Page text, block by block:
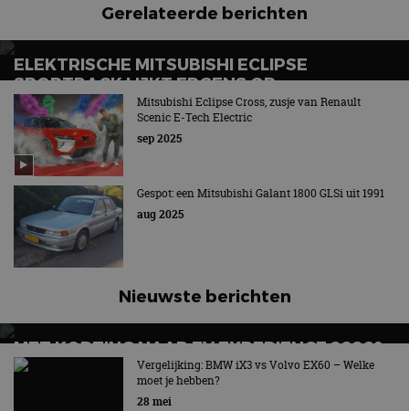
Gerelateerde berichten
ELEKTRISCHE MITSUBISHI ECLIPSE
SPORTBACK LIJKT ERGENS OP…
Mitsubishi Eclipse Cross, zusje van Renault
Scenic E-Tech Electric
sep 2025
Gespot: een Mitsubishi Galant 1800 GLSi uit 1991
aug 2025
Nieuwste berichten
MET KORTING NAAR EV EXPERIENCE 2026?
AUTORAI REGELT HET!
EV Experience 2026 van 24 tot 26 september
Vergelijking: BMW iX3 vs Volvo EX60 – Welke
moet je hebben?
28 mei